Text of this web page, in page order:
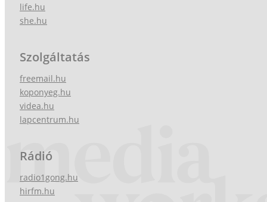
life.hu
she.hu
Szolgáltatás
freemail.hu
koponyeg.hu
videa.hu
lapcentrum.hu
Rádió
radio1gong.hu
hirfm.hu